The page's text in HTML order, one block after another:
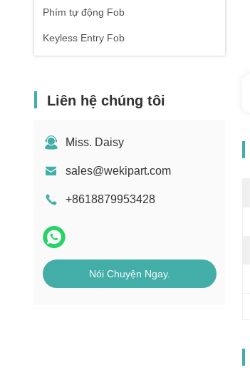
Phím tự động Fob
Keyless Entry Fob
Liên hệ chúng tôi
Miss. Daisy
sales@wekipart.com
+8618879953428
Nói Chuyện Ngay.